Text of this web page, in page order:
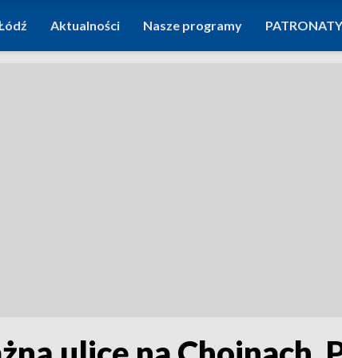
Aktualności Nasze programy PATRONATY